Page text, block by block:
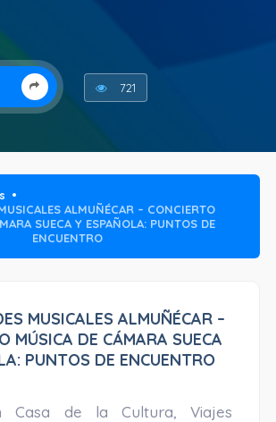
721
ALMUÑÉCAR – CONCIERTO
SUECA Y ESPAÑOLA: PUNTOS DE
ENCUENTRO
MUSICALES ALMUÑÉCAR –
MÚSICA DE CÁMARA SUECA
PUNTOS DE ENCUENTRO
Casa de la Cultura, Viajes